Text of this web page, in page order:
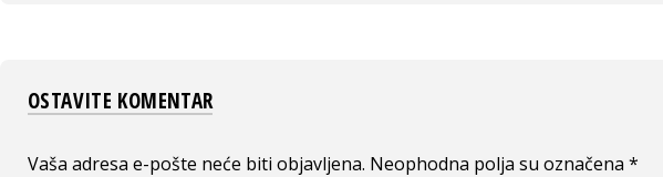
OSTAVITE KOMENTAR
Vaša adresa e-pošte neće biti objavljena. Neophodna polja su označena *